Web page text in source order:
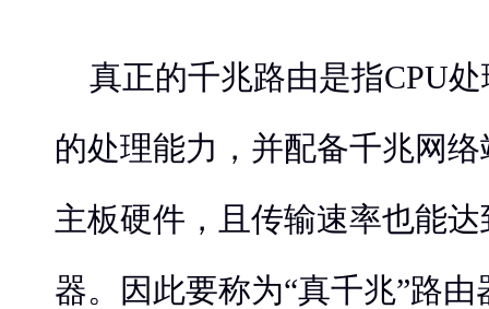
真正的千兆路由是指CPU
的处理能力，并配备千兆网
主板硬件，且传输速率也能
器。因此要称为“真千兆”路